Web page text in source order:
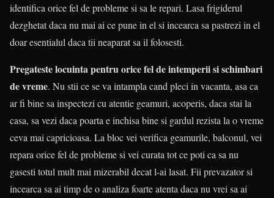
identifica orice fel de probleme si sa le repari. Lasa frigiderul
dezghetat daca nu mai ai ce pune in el si incearca sa pastrezi in el
doar esentialul daca tii neaparat sa il folosesti.
Pregateste locuinta pentru orice fel de intemperii si schimbari
de vreme. Nu stii ce se va intampla cand pleci in vacanta, asa ca
ar fi bine sa inspectezi cu atentie geamuri, acoperis, daca stai la
casa, sa vezi daca poarta e inchisa bine si gardul rezista la o vreme
ceva mai capricioasa. La bloc vei verifica geamurile, balconul, vei
repara orice fel de probleme si vei curata tot ce poti ca sa nu
gasesti totul mult mai mizerabil decat l-ai lasat. Fii prevazator si
incearca sa ai timp de o analiza foarte atenta daca nu vrei sa ai